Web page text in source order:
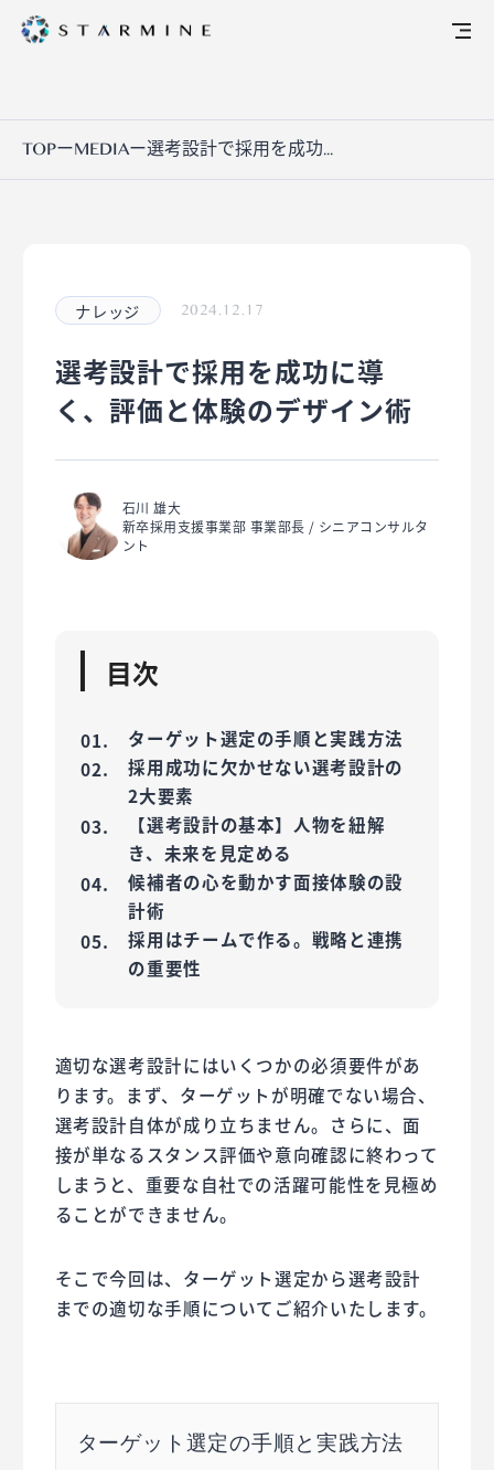
TOPーMEDIAー選考設計で採用を成功...
ナレッジ 2024.12.17
選考設計で採用を成功に導
く、評価と体験のデザイン術
石川 雄大
新卒採用支援事業部 事業部長 / シニアコンサルタ
ント
目次
ターゲット選定の手順と実践方法
採用成功に欠かせない選考設計の
2大要素
【選考設計の基本】人物を紐解
き、未来を見定める
候補者の心を動かす面接体験の設
計術
採用はチームで作る。戦略と連携
の重要性
適切な選考設計にはいくつかの必須要件があ
ります。まず、ターゲットが明確でない場合、
選考設計自体が成り立ちません。さらに、面
接が単なるスタンス評価や意向確認に終わって
しまうと、重要な自社での活躍可能性を見極め
ることができません。
そこで今回は、ターゲット選定から選考設計
までの適切な手順についてご紹介いたします。
ターゲット選定の手順と実践方法